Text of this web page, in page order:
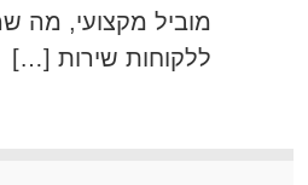
מוביל מקצועי, מה
ללקוחות שירות […]